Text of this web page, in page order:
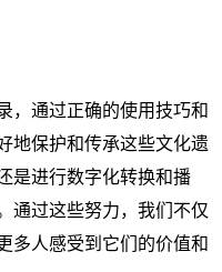
，通过正确的使用技巧和
地保护和传承这些文化遗
是进行数字化转换和播
通过这些努力，我们不仅
多人感受到它们的价值和